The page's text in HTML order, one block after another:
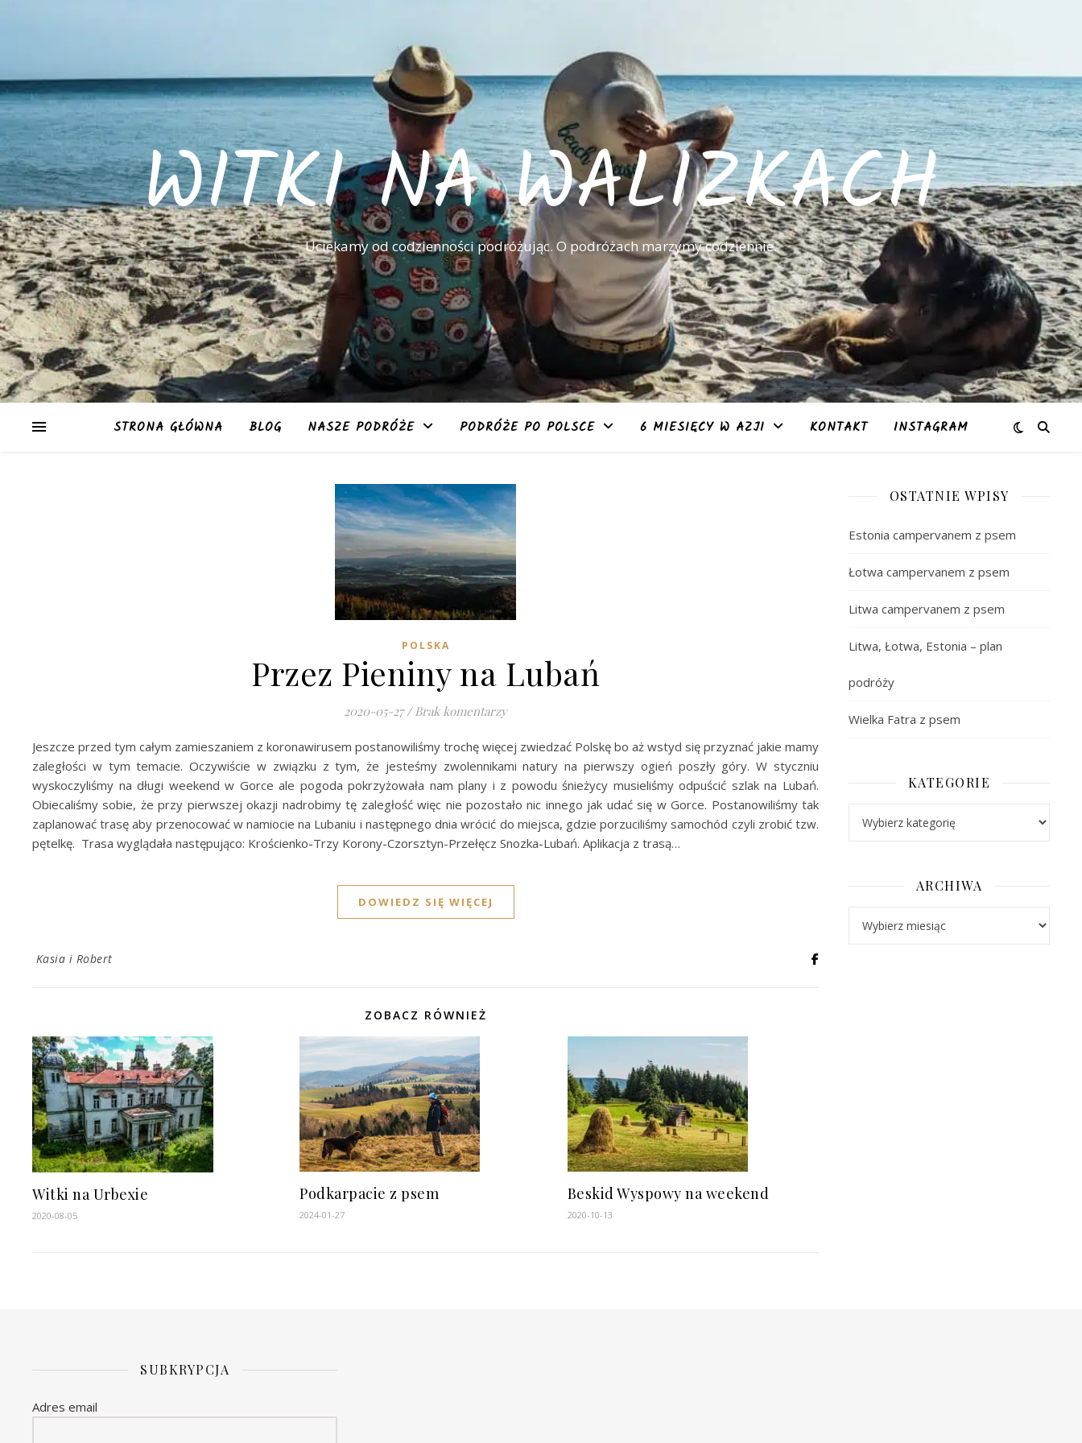
WITKI NA WALIZKACH
Uciekamy od codzienności podróżując. O podróżach marzymy codziennie.
STRONA GŁÓWNA BLOG NASZE PODRÓŻE PODRÓŻE PO POLSCE 6 MIESIĘCY W AZJI KONTAKT INSTAGRAM
POLSKA
Przez Pieniny na Lubań
2020-05-27 / Brak komentarzy
Jeszcze przed tym całym zamieszaniem z koronawirusem postanowiliśmy trochę więcej zwiedzać Polskę bo aż wstyd się przyznać jakie mamy
zaległości w tym temacie. Oczywiście w związku z tym, że jesteśmy zwolennikami natury na pierwszy ogień poszły góry. W styczniu
wyskoczyliśmy na długi weekend w Gorce ale pogoda pokrzyżowała nam plany i z powodu śnieżycy musieliśmy odpuścić szlak na Lubań.
Obiecaliśmy sobie, że przy pierwszej okazji nadrobimy tę zaległość więc nie pozostało nic innego jak udać się w Gorce. Postanowiliśmy tak
zaplanować trasę aby przenocować w namiocie na Lubaniu i następnego dnia wrócić do miejsca, gdzie porzuciliśmy samochód czyli zrobić tzw.
pętelkę. Trasa wyglądała następująco: Krościenko-Trzy Korony-Czorsztyn-Przełęcz Snozka-Lubań. Aplikacja z trasą…
DOWIEDZ SIĘ WIĘCEJ
Kasia i Robert
ZOBACZ RÓWNIEŻ
Witki na Urbexie
2020-08-05
Podkarpacie z psem
2024-01-27
Beskid Wyspowy na weekend
2020-10-13
OSTATNIE WPISY
Estonia campervanem z psem
Łotwa campervanem z psem
Litwa campervanem z psem
Litwa, Łotwa, Estonia – plan
podróży
Wielka Fatra z psem
KATEGORIE
ARCHIWA
SUBKRYPCJA
Adres email